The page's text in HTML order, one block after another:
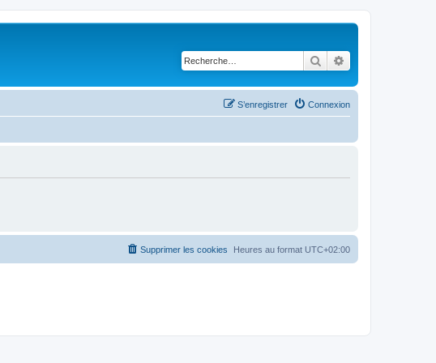
Rechercher
Connexion
S’enregistrer
Heures au format UTC+02:00
Supprimer les cookies